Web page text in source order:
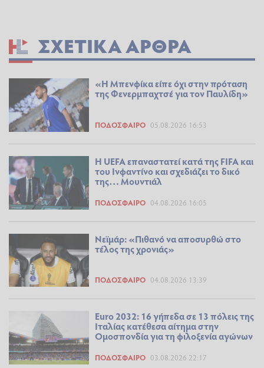
ΣΧΕΤΙΚΆ ΆΡΘΡΑ
«Η Μπενφίκα είπε όχι στην πρόταση
της Φενερμπαχτσέ για τον Παυλίδη»
ΠΟΔΌΣΦΑΙΡΟ 05.08.2026 16:53
Η UEFA επαναστατεί κατά της FIFA και
του Ινφαντίνο και σχεδιάζει το δικό
της… Μουντιάλ
ΠΟΔΌΣΦΑΙΡΟ 04.08.2026 16:05
Νεϊμάρ: «Πιθανό να αποσυρθώ στο
τέλος της χρονιάς»
ΠΟΔΌΣΦΑΙΡΟ 04.08.2026 13:39
Euro 2032: 16 γήπεδα σε 13 πόλεις της
Ιταλίας κατέθεσα αίτημα στην
Ομοσπονδία για τη φιλοξενία αγώνων
ΠΟΔΌΣΦΑΙΡΟ 03.08.2026 22:17